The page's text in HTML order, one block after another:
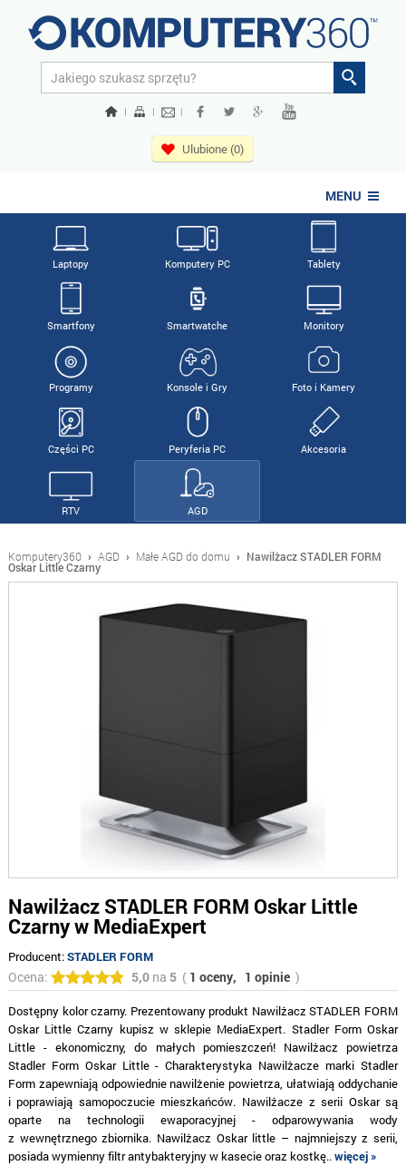
| | |
Ulubione (0)
MENU
Laptopy Komputery PC Tablety
Smartfony Smartwatche Monitory
Programy Konsole i Gry Foto i Kamery
Części PC Peryferia PC Akcesoria
RTV AGD
Komputery360 › AGD › Małe AGD do domu › Nawilżacz STADLER FORM
Oskar Little Czarny
Nawilżacz STADLER FORM Oskar Little
Czarny w MediaExpert
Producent:STADLER FORM
Ocena: 5,0na 5( 1 oceny, 1 opinie )
Dostępny kolor czarny. Prezentowany produkt Nawilżacz STADLER FORM
Oskar Little Czarny kupisz w sklepie MediaExpert. Stadler Form Oskar
Little - ekonomiczny, do małych pomieszczeń! Nawilżacz powietrza
Stadler Form Oskar Little - Charakterystyka Nawilżacze marki Stadler
Form zapewniają odpowiednie nawilżenie powietrza, ułatwiają oddychanie
i poprawiają samopoczucie mieszkańców. Nawilżacze z serii Oskar są
oparte na technologii ewaporacyjnej - odparowywania wody
z wewnętrznego zbiornika. Nawilżacz Oskar little – najmniejszy z serii,
posiada wymienny filtr antybakteryjny w kasecie oraz kostkę..więcej »